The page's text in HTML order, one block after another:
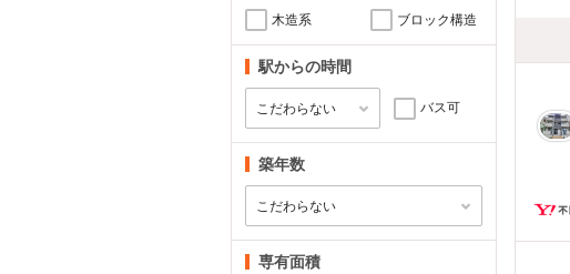
木造系 ブロック構造
駅からの時間
バス可
築年数
専有面積